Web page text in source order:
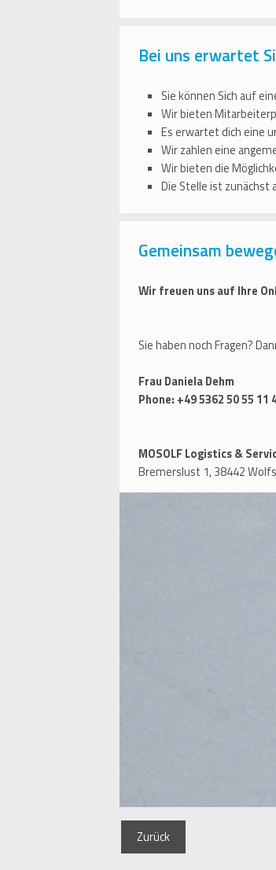
Bei uns erwartet
Sie können Sich auf
Wir bieten
Es erwartet dich eine
Wir zahlen eine
Wir bieten die
Die Stelle ist zunächst
Gemeinsam
Wir freuen uns auf Ihre
Sie haben noch Fragen?
Frau Daniela Dehm
Phone: +49 5362 50 55 11
MOSOLF Logistics &
Bremerslust 1, 38442
Zurück